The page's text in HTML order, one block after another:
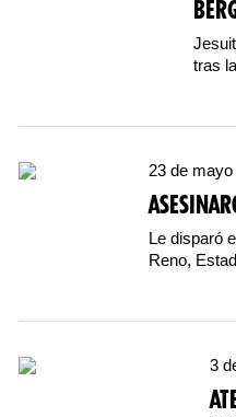
tras
23 de
Le disparó
Reno,
3